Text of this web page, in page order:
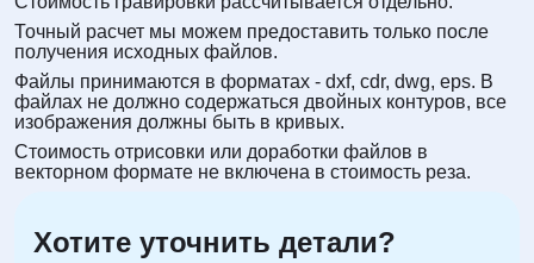
Точный расчет мы можем предоставить только после
получения исходных файлов.
Файлы принимаются в форматах - dxf, cdr, dwg, eps. В
файлах не должно содержаться двойных контуров, все
изображения должны быть в кривых.
Стоимость отрисовки или доработки файлов в
векторном формате не включена в стоимость реза.
Хотите уточнить детали?